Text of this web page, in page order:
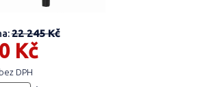
22 245 Kč
Kč
DPH